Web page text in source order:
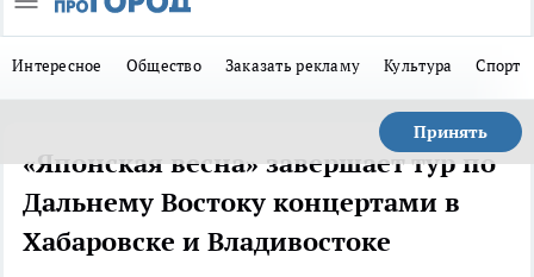
Интересное Общество Заказать рекламу Культура Спорт
Принять
«Японская весна» завершает тур по
Дальнему Востоку концертами в
Хабаровске и Владивостоке